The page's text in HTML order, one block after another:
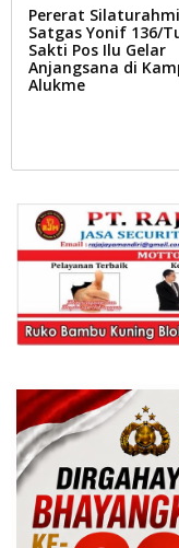
Pererat
Satgas Yonif 136/
Sakti Pos Ilu Gelar
Anjangsana di
Alukme